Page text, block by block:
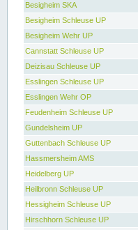
Besigheim SKA
Besigheim Schleuse UP
Besigheim Wehr UP
Cannstatt Schleuse UP
Deizisau Schleuse UP
Esslingen Schleuse UP
Esslingen Wehr OP
Feudenheim Schleuse UP
Gundelsheim UP
Guttenbach Schleuse UP
Hassmersheim AMS
Heidelberg UP
Heilbronn Schleuse UP
Hessigheim Schleuse UP
Hirschhorn Schleuse UP